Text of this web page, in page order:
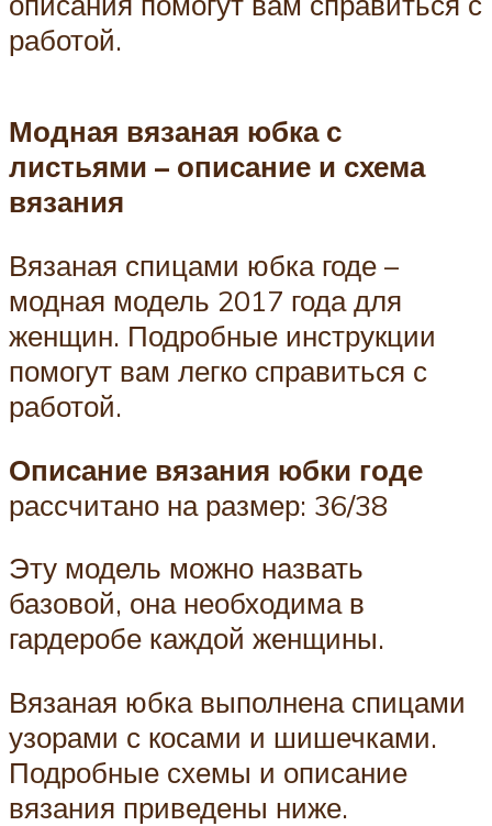
работой.
Модная вязаная юбка с
листьями – описание и схема
вязания
Вязаная спицами юбка годе –
модная модель 2017 года для
женщин. Подробные инструкции
помогут вам легко справиться с
работой.
Описание вязания юбки годе
рассчитано на размер: 36/38
Эту модель можно назвать
базовой, она необходима в
гардеробе каждой женщины.
Вязаная юбка выполнена спицами
узорами с косами и шишечками.
Подробные схемы и описание
вязания приведены ниже.